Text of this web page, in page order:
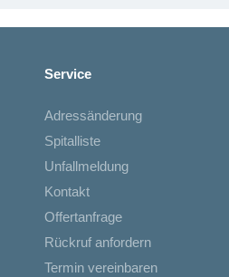
Service
Adressänderung
Spitalliste
Unfallmeldung
Kontakt
Offertanfrage
Rückruf anfordern
Termin vereinbaren